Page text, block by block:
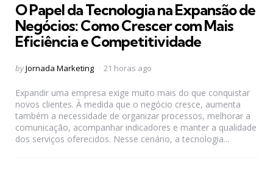
O Papel da Tecnologia na Expansão de
Negócios: Como Crescer com Mais
Eficiência e Competitividade
Posted
byJornada Marketing 21 horas ago
Expandir uma empresa exige muito mais do que conquistar
novos clientes. À medida que o negócio cresce, aumenta
também a necessidade de organizar processos, melhorar a
comunicação, acompanhar indicadores e manter a qualidade
dos serviços oferecidos. Nesse cenário, a tecnologia...